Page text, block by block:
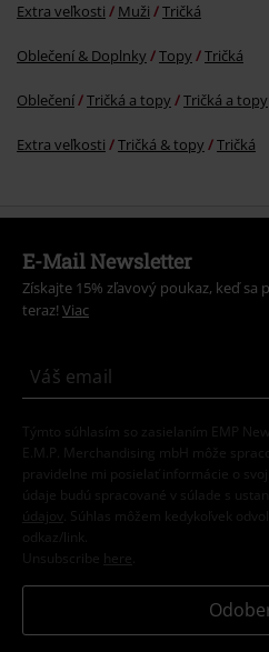
Extra veľkosti Muži Tričká
Oblečení & Doplnky Topy Tričká
Oblečení Tričká a topy Tričká a topy
Extra veľkosti Tričká & topy Tričká
E-Mail Newsletter
Získajte 15% zľavový poukaz, keď sa
teraz! Viac
Týmto súhlasím so zasielaním EMP
E.M.P. Merchandising mbH môže
pravidelne mi posielať informácie o
údaje budú spracované v súlade s
údajov
. Súhlas môžem kedykoľvek
odkaz/link.
Unsubscribe here